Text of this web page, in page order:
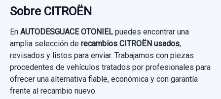
PILOTO TRASERO IZQUIERDO 9831120680
Garantía 1 año
Ref:1049852 OEM:9838282180
87,60 €
Sin IVA, gastos de envío no incluidos.
CITROËN C4 III (BA_, BB_, BC_) 1.2
PURETECH 130...
Garantía 1 año
Sobre CITROËN
En AUTODESGUACE OTONIELpuedes encontrar una
amplia selección de recambios CITROËN usados,
revisados y listos para enviar. Trabajamos con piezas
procedentes de vehículos tratados por profesionales para
ofrecer una alternativa fiable, económica y con garantía
frente al recambio nuevo.